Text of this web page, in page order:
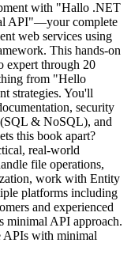
with "Hallo .NET
API"—your complete
web services using
This hands-on
expert through 20
from "Hello
strategies. You'll
security
(SQL & NoSQL), and
this book apart?
real-world
file operations,
work with Entity
platforms including
and experienced
minimal API approach.
APIs with minimal